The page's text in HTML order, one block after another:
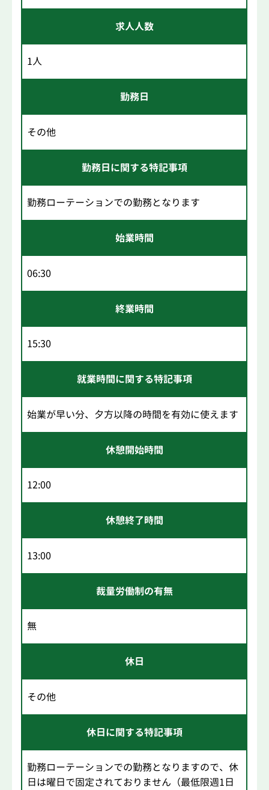
求人人数
1人
勤務日
その他
勤務日に関する特記事項
勤務ローテーションでの勤務となります
始業時間
06:30
終業時間
15:30
就業時間に関する特記事項
始業が早い分、夕方以降の時間を有効に使えます
休憩開始時間
12:00
休憩終了時間
13:00
裁量労働制の有無
無
休日
その他
休日に関する特記事項
勤務ローテーションでの勤務となりますので、休
日は曜日で固定されておりません（最低限週1日